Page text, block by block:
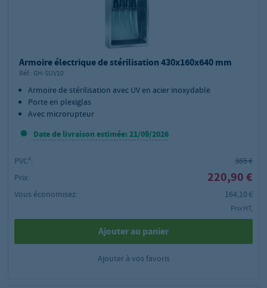
Armoire électrique de stérilisation 430x160x640 mm
Réf.: GH-SUV10
Armoire de stérilisation avec UV en acier inoxydable
Porte en plexiglas
Avec microrupteur
Date de livraison estimée: 21/09/2026
PVC²:
385 €
Prix:
220,90 €
Vous économisez: 164,10 €
Prix HT,
Ajouter au panier
Ajouter à vos favoris